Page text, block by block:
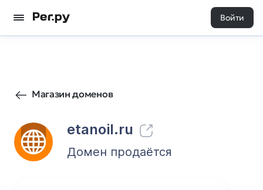
Войти
Магазин доменов
etanoil.ru
30 0
Домен продаётся